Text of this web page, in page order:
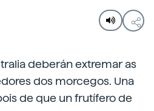
deberán extremar as
dos morcegos. Una
de que un frutífero de